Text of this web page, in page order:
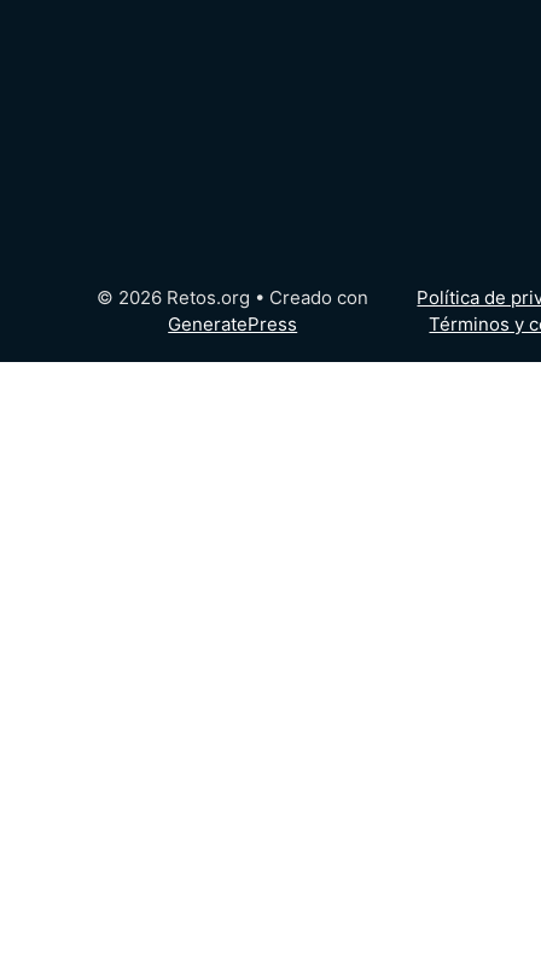
Política de
Términos y
© 2026 Retos.org • Creado con
GeneratePress